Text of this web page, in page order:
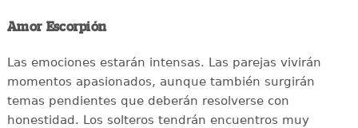
Amor Escorpión
Las emociones estarán intensas. Las parejas vivirán
momentos apasionados, aunque también surgirán
temas pendientes que deberán resolverse con
honestidad. Los solteros tendrán encuentros muy